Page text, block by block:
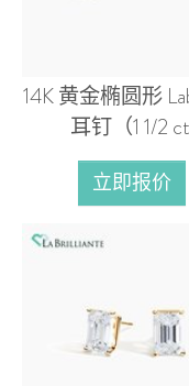
14K 黄金椭圆形
耳钉（1 1/2
立即报价